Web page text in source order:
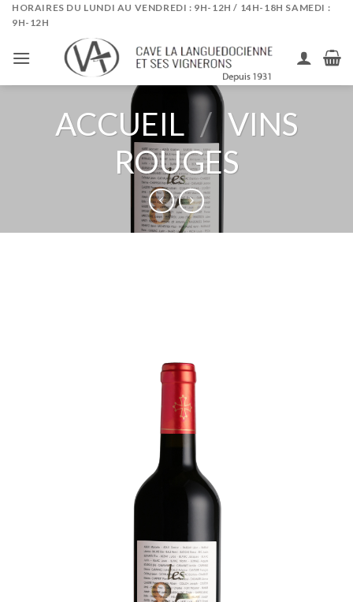
SkipHORAIRES DU LUNDI AU VENDREDI : 9H-12H / 14H-18H SAMEDI :
9H-12H
ACCUEIL / VINS
ROUGES